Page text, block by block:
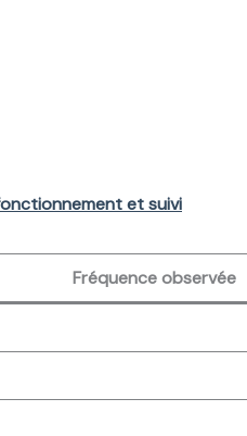
et suivi
Fréquence observée